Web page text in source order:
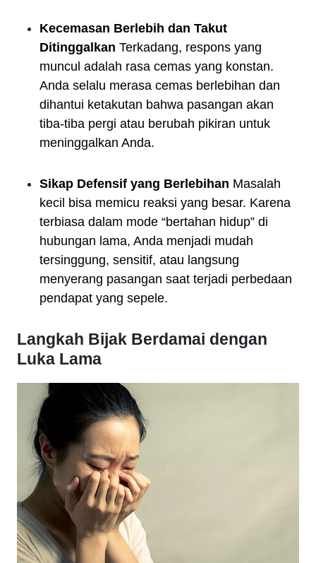
Kecemasan Berlebih dan Takut
Ditinggalkan Terkadang, respons yang
muncul adalah rasa cemas yang konstan.
Anda selalu merasa cemas berlebihan dan
dihantui ketakutan bahwa pasangan akan
tiba-tiba pergi atau berubah pikiran untuk
meninggalkan Anda.
Sikap Defensif yang Berlebihan Masalah
kecil bisa memicu reaksi yang besar. Karena
terbiasa dalam mode “bertahan hidup” di
hubungan lama, Anda menjadi mudah
tersinggung, sensitif, atau langsung
menyerang pasangan saat terjadi perbedaan
pendapat yang sepele.
Langkah Bijak Berdamai dengan
Luka Lama